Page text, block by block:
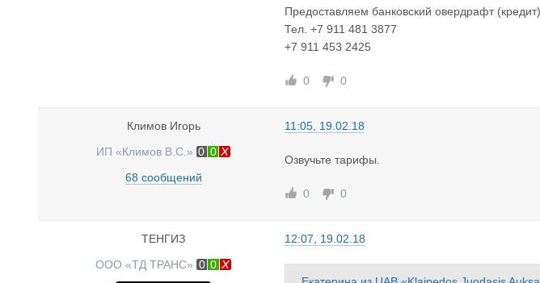
Предоставляем банковский овердрафт (кредит).
Тел. +7 911 481 3877
+7 911 453 2425
0 0
Климов Игорь
ИП «Климов В.С.» 0 0
68 сообщений
11:05, 19.02.18
Озвучьте тарифы.
0 0
ТЕНГИЗ
ООО «ТД ТРАНС» 0 0
12:07, 19.02.18